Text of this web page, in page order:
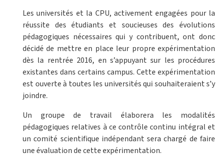
Les universités et la CPU, activement engagées pour la
réussite des étudiants et soucieuses des évolutions
pédagogiques nécessaires qui y contribuent, ont donc
décidé de mettre en place leur propre expérimentation
dès la rentrée 2016, en s’appuyant sur les procédures
existantes dans certains campus. Cette expérimentation
est ouverte à toutes les universités qui souhaiteraient s’y
joindre.
Un groupe de travail élaborera les modalités
pédagogiques relatives à ce contrôle continu intégral et
un comité scientifique indépendant sera chargé de faire
une évaluation de cette expérimentation.